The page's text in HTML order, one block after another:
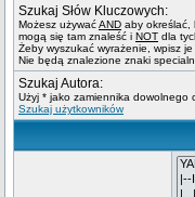
Szukaj Słów Kluczowych:
Możesz używaćAND aby określać,
mogą się tam znaleść i NOT dla
Żeby wyszukać wyrażenie, wpisz
Nie będą znalezione znaki
Szukaj Autora:
Użyj * jako zamiennika dowolnego
Szukaj użytkowników